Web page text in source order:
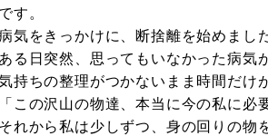
です。
気をきっかけに、断捨離を始めました
ある日突然、思ってもいなかった病気
持ちの整理がつかないまま時間だけ
「この沢山の物達、本当に今の私に必
それから私は少しずつ、身の回りの物